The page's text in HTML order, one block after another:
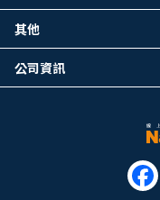
其他
公司資訊